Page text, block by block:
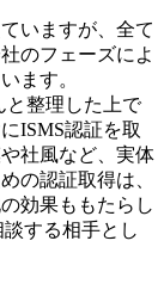
いますが、全て
のフェーズによ
ます。
と整理した上で
ISMS認証を取
社風など、実体
の認証取得は、
効果ももたらし
する相手とし